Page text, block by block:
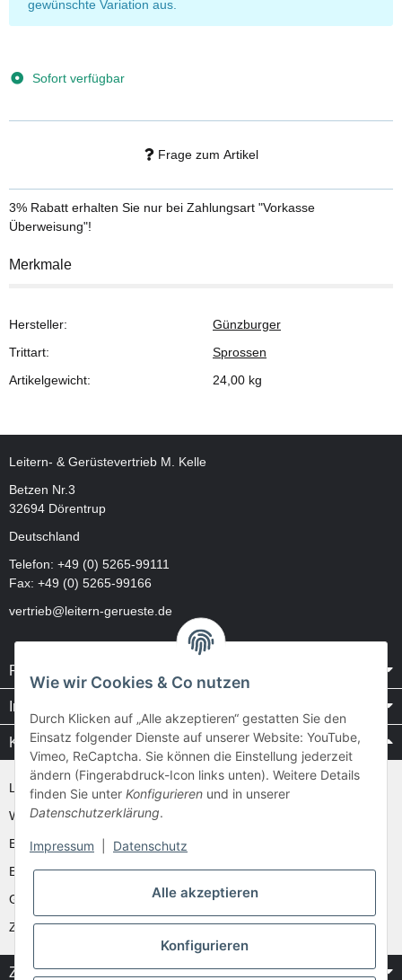
gewünschte Variation aus.
Sofort verfügbar
Frage zum Artikel
3% Rabatt erhalten Sie nur bei Zahlungsart "Vorkasse
Überweisung"!
Merkmale
Hersteller:
Günzburger
Trittart:
Sprossen
Artikelgewicht:
24,00 kg
Leitern- & Gerüstevertrieb M. Kelle
Betzen Nr.3
32694 Dörentrup
Deutschland
Telefon: +49 (0) 5265-99111
Fax: +49 (0) 5265-99166
vertrieb@leitern-gerueste.de
Rechtliches
Informationen
Kataloge / Videos
Layher Videos und Downloads
WAKÜ
Ernst
Euroline
Günzburger
Zarges
Zahlung & Versand
Wie wir Cookies & Co nutzen
Durch Klicken auf „Alle akzeptieren“ gestatten Sie den
Einsatz folgender Dienste auf unserer Website: YouTube,
Vimeo, ReCaptcha. Sie können die Einstellung jederzeit
ändern (Fingerabdruck-Icon links unten). Weitere Details
finden Sie unter Konfigurieren und in unserer
Datenschutzerklärung.
Impressum Datenschutz
Alle akzeptieren
Konfigurieren